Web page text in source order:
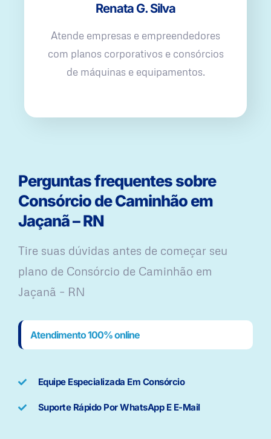
Renata G. Silva
Atende empresas e empreendedores
com planos corporativos e consórcios
de máquinas e equipamentos.
Perguntas frequentes sobre
Consórcio de Caminhão em
Jaçanã – RN
Tire suas dúvidas antes de começar seu
plano ​de Consórcio de Caminhão em
Jaçanã – RN
Atendimento 100% online
Equipe Especializada Em Consórcio
Suporte Rápido Por WhatsApp E E-Mail